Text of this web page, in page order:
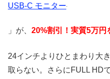
USB-C モニター
」が、 20%割引！実質5万円
24インチよりひとまわり大
取らない。さらにFULL HD